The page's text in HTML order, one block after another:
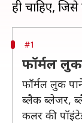
#1
फॉर्मल लुक
फॉर्मल लुक
ब्लैक ब्लेजर,
कलर की